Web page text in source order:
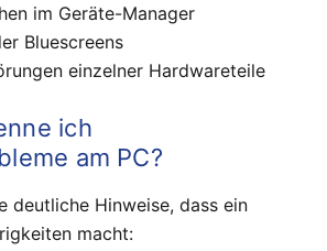
im Geräte-Manager
Bluescreens
einzelner Hardwareteile
ich
am PC?
deutliche Hinweise, dass ein
macht: